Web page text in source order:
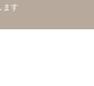
ます